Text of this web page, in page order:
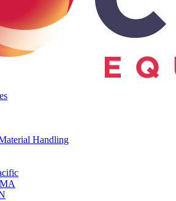
Handling